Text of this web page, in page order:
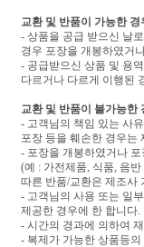
교환 및 반품이 가능한 경
- 상품을 공급 받으신 날
경우 포장을 개봉하였거
- 공급받으신 상품 및 용
다르거나 다르게 이행된
교환 및 반품이 불가능한
- 고객님의 책임 있는 사
포장 등을 훼손한 경우는
- 포장을 개봉하였거나
(예 : 가전제품, 식품, 음
따른 반품/교환은 제조사
- 고객님의 사용 또는 일
제공한 경우에 한 합니다.
- 시간의 경과에 의하여
- 복제가 가능한 상품등